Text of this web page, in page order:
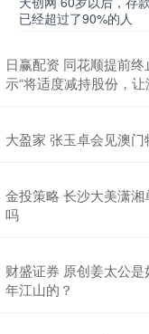
已经超过了90%的人
日赢配资 同花顺提前
示“将适度减持股份，
大盈家 张玉卓会见澳
金投策略 长沙大美潇
吗
财盛证券 原创姜太公
年江山的？